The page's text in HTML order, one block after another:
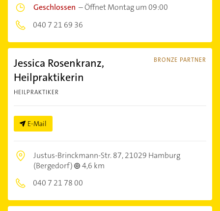
Geschlossen –Öffnet Montag um 09:00
040 7 21 69 36
BRONZE PARTNER
Jessica Rosenkranz,
Heilpraktikerin
HEILPRAKTIKER
E-Mail
Justus-Brinckmann-Str. 87,21029 Hamburg
(Bergedorf)
4,6 km
040 7 21 78 00